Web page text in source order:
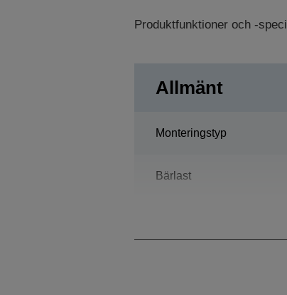
Produktfunktioner och -
Allmänt
Monteringstyp
Bärlast